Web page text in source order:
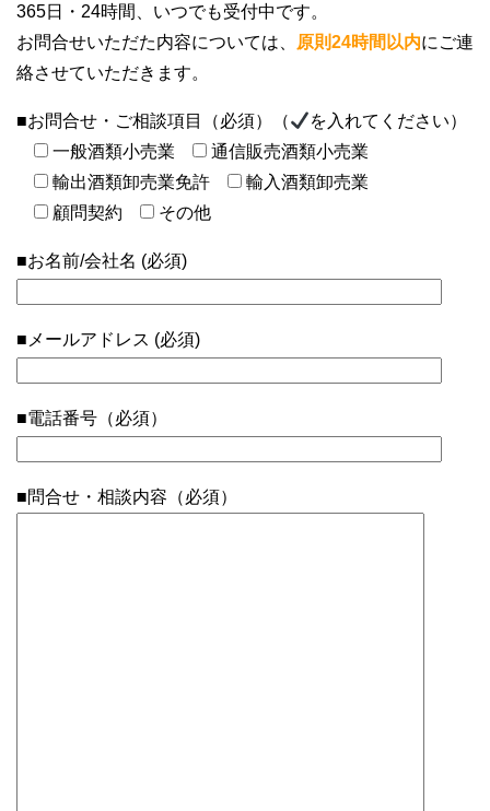
365日・24時間、いつでも受付中です。
お問合せいただた内容については、
原則24時間以内にご連
絡させていただきます。
■お問合せ・ご相談項目（必須）（
を入れてください）
一般酒類小売業
通信販売酒類小売業
輸出酒類卸売業免許
輸入酒類卸売業
顧問契約
その他
■お名前/会社名 (必須)
■メールアドレス (必須)
■電話番号（必須）
■問合せ・相談内容（必須）